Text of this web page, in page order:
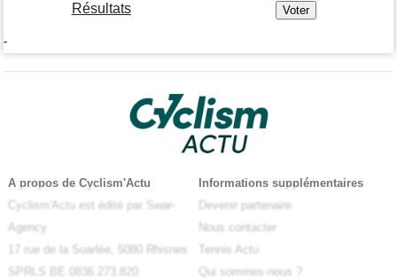
Résultats
-
A propos de Cyclism'Actu
Cyclism'Actu est édité par Swar-
Agency
17 rue de la Suarlée, 5080 Rhisnes
SPRLS BE 0836.273.820
Informations supplémentaires
Devenir partenaire
Nous contacter
Tennis Actu
Qui sommes-nous ?